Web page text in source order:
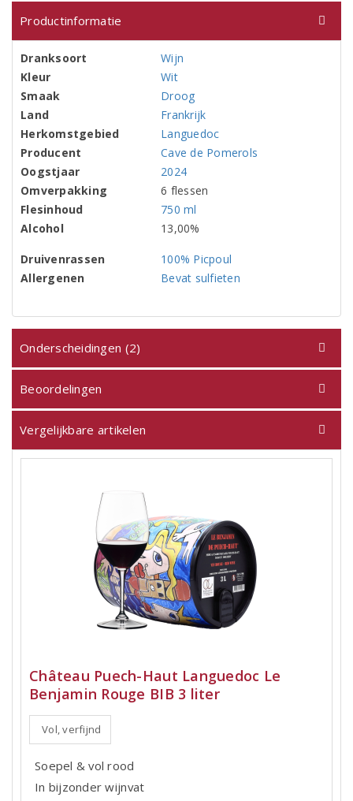
Productinformatie
Dranksoort
Wijn
Kleur
Wit
Smaak
Droog
Land
Frankrijk
Herkomstgebied
Languedoc
Producent
Cave de Pomerols
Oogstjaar
2024
Omverpakking
6 flessen
Flesinhoud
750 ml
Alcohol
13,00%
Druivenrassen
100% Picpoul
Allergenen
Bevat sulfieten
Onderscheidingen (2)
Beoordelingen
Vergelijkbare artikelen
Château Puech-Haut Languedoc Le
Benjamin Rouge BIB 3 liter
Vol, verfijnd
Soepel & vol rood
In bijzonder wijnvat